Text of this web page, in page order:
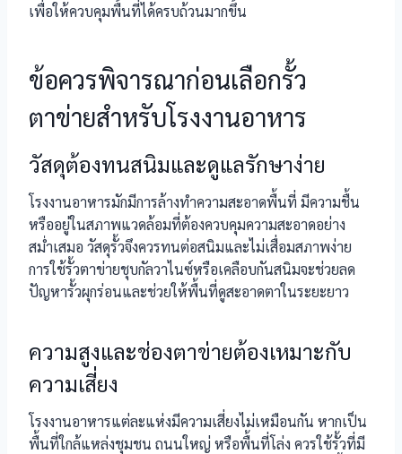
เพื่อให้ควบคุมพื้นที่ได้ครบถ้วนมากขึ้น
ข้อควรพิจารณาก่อนเลือกรั้ว
ตาข่ายสำหรับโรงงานอาหาร
วัสดุต้องทนสนิมและดูแลรักษาง่าย
โรงงานอาหารมักมีการล้างทำความสะอาดพื้นที่ มีความชื้น
หรืออยู่ในสภาพแวดล้อมที่ต้องควบคุมความสะอาดอย่าง
สม่ำเสมอ วัสดุรั้วจึงควรทนต่อสนิมและไม่เสื่อมสภาพง่าย
การใช้รั้วตาข่ายชุบกัลวาไนซ์หรือเคลือบกันสนิมจะช่วยลด
ปัญหารั้วผุกร่อนและช่วยให้พื้นที่ดูสะอาดตาในระยะยาว
ความสูงและช่องตาข่ายต้องเหมาะกับ
ความเสี่ยง
โรงงานอาหารแต่ละแห่งมีความเสี่ยงไม่เหมือนกัน หากเป็น
พื้นที่ใกล้แหล่งชุมชน ถนนใหญ่ หรือพื้นที่โล่ง ควรใช้รั้วที่มี